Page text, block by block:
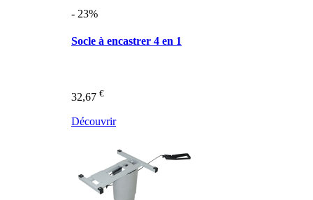
- 23%
Socle à encastrer 4 en 1
32,67 €
Découvrir